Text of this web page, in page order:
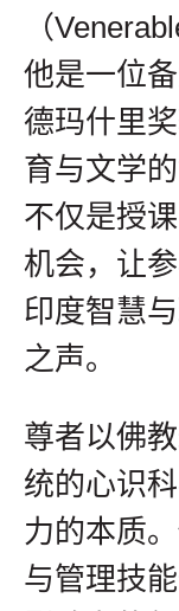
（
他是一位
德玛什里
育与文学
不仅是授
机会，让
印度智慧
之声。
尊者以佛
统的心识
力的本质
与管理技